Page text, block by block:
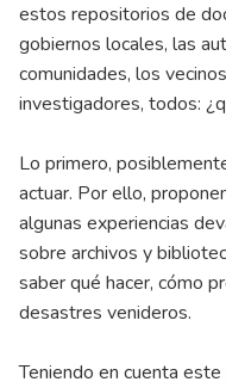
estos repositorios de
gobiernos locales, las
comunidades, los
investigadores, todos:
Lo primero,
actuar. Por ello,
algunas experiencias
sobre archivos y
saber qué hacer, cómo
desastres venideros.
Teniendo en cuenta